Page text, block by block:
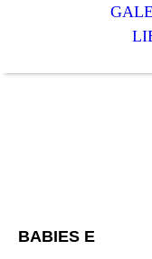
BABIES E